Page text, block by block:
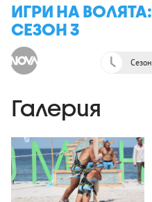
ИГРИ НА
СЕЗОН 3
Галерия